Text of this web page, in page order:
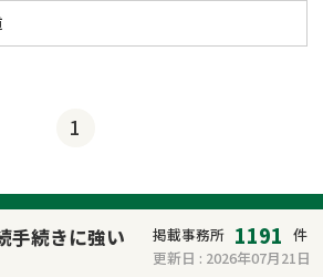
1
手続きに強い
掲載事務所 1191 件
更新日 : 2026年07月21日